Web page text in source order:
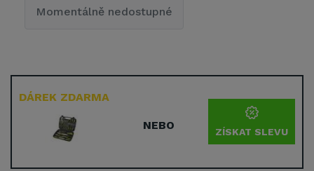
DÁREK ZDARMA
NEBO ZÍSKAT SLEVU
Momentálně nedostupné